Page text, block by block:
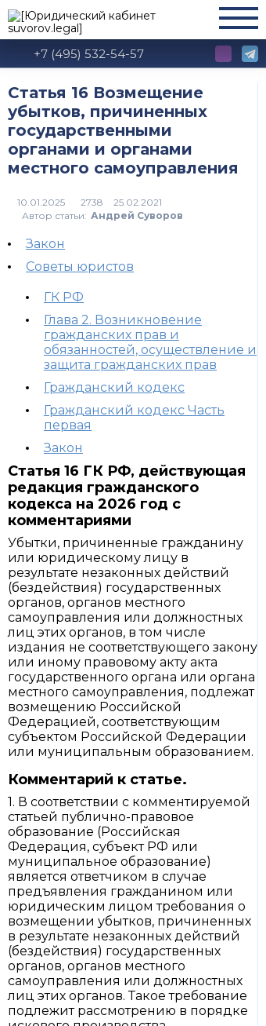
+7 (495) 532-54-57
Статья 16 Возмещение
убытков, причиненных
государственными
органами и органами
местного самоуправления
2738
Автор статьи: Андрей Суворов
Закон
Советы юристов
ГК РФ
Глава 2. Возникновение
гражданских прав и
обязанностей, осуществление и
защита гражданских прав
Гражданский кодекс
Гражданский кодекс Часть
первая
Закон
Статья 16 ГК РФ, действующая
редакция гражданского
кодекса на 2026 год с
комментариями
Убытки, причиненные гражданину
или юридическому лицу в
результате незаконных действий
(бездействия) государственных
органов, органов местного
самоуправления или должностных
лиц этих органов, в том числе
издания не соответствующего закону
или иному правовому акту акта
государственного органа или органа
местного самоуправления, подлежат
возмещению Российской
Федерацией, соответствующим
субъектом Российской Федерации
или муниципальным образованием.
Комментарий к статье.
1. В соответствии с комментируемой
статьей публично-правовое
образование (Российская
Федерация, субъект РФ или
муниципальное образование)
является ответчиком в случае
предъявления гражданином или
юридическим лицом требования о
возмещении убытков, причиненных
в результате незаконных действий
(бездействия) государственных
органов, органов местного
самоуправления или должностных
лиц этих органов. Такое требование
подлежит рассмотрению в порядке